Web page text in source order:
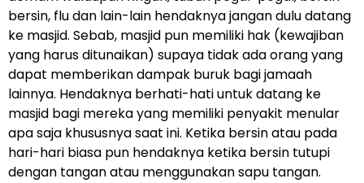
bersin, flu dan lain-lain hendaknya jangan dulu datang
ke masjid. Sebab, masjid pun memiliki hak (kewajiban
yang harus ditunaikan) supaya tidak ada orang yang
dapat memberikan dampak buruk bagi jamaah
lainnya. Hendaknya berhati-hati untuk datang ke
masjid bagi mereka yang memiliki penyakit menular
apa saja khususnya saat ini. Ketika bersin atau pada
hari-hari biasa pun hendaknya ketika bersin tutupi
dengan tangan atau menggunakan sapu tangan.